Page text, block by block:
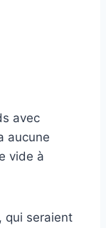
avec
aucune
vide à
qui seraient